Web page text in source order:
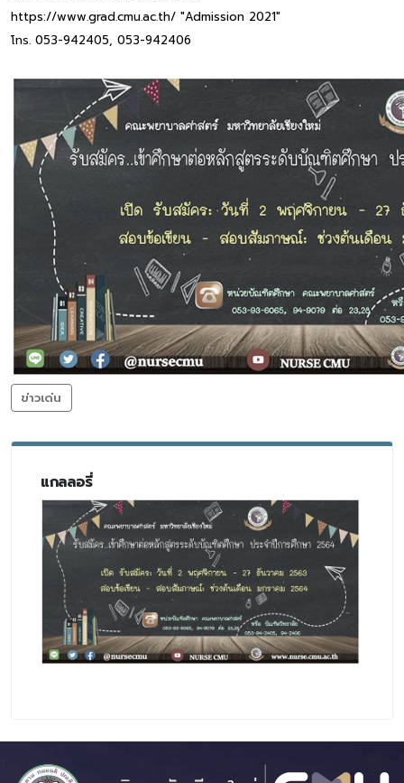
https://www.grad.cmu.ac.th/ "Admission 2021"
โทร. 053-942405, 053-942406
ข่าวเด่น
แกลลอรี่